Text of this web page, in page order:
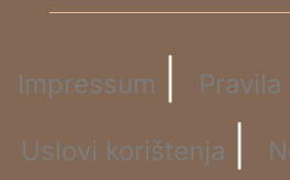
Impressum
Uslovi korištenja